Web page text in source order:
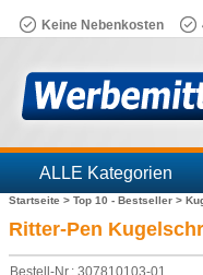
Keine Nebenkosten
ALLE Kategorien
Branchen
Startseite > Top 10 - Bestseller >
Ritter-Pen
Bestell-Nr.: 307810103-01